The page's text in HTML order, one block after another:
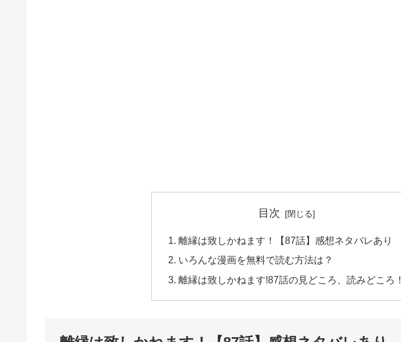
目次
離縁は致しかねます！【87話】感想ネタバレあり
いろんな漫画を無料で読む方法は？
離縁は致しかねます!87話の見どころ、読みどころ！